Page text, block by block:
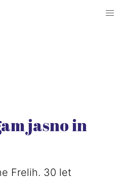
jasno in
Frelih. 30 let